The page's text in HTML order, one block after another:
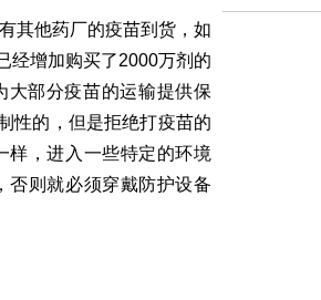
其他药厂的疫苗到货，如
经增加购买了2000万剂的
大部分疫苗的运输提供保
性的，但是拒绝打疫苗的
样，进入一些特定的环境
否则就必须穿戴防护设备